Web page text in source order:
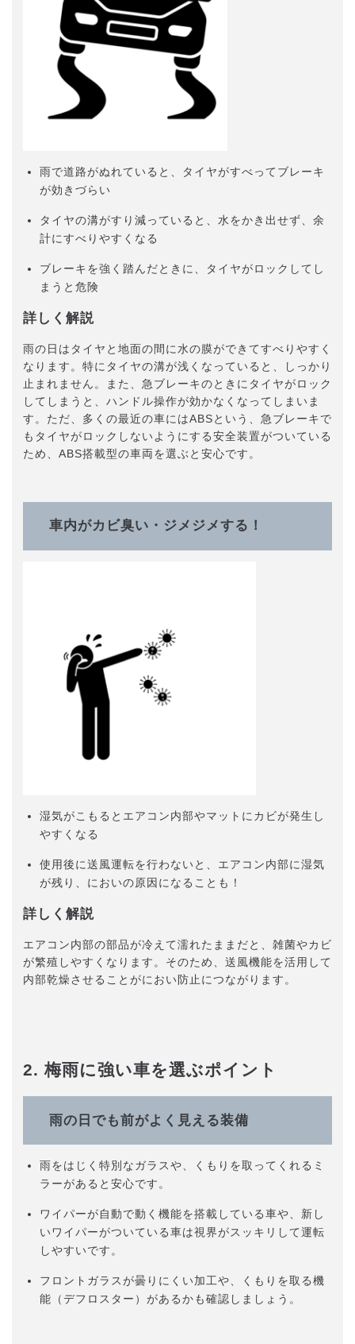
雨で道路がぬれていると、タイヤがすべってブレーキ
が効きづらい
タイヤの溝がすり減っていると、水をかき出せず、余
計にすべりやすくなる
ブレーキを強く踏んだときに、タイヤがロックしてし
まうと危険
詳しく解説
雨の日はタイヤと地面の間に水の膜ができてすべりやすく
なります。特にタイヤの溝が浅くなっていると、しっかり
止まれません。また、急ブレーキのときにタイヤがロック
してしまうと、ハンドル操作が効かなくなってしまいま
す。ただ、多くの最近の車にはABSという、急ブレーキで
もタイヤがロックしないようにする安全装置がついている
ため、ABS搭載型の車両を選ぶと安心です。
車内がカビ臭い・ジメジメする！
湿気がこもるとエアコン内部やマットにカビが発生し
やすくなる
使用後に送風運転を行わないと、エアコン内部に湿気
が残り、においの原因になることも！
詳しく解説
エアコン内部の部品が冷えて濡れたままだと、雑菌やカビ
が繁殖しやすくなります。そのため、送風機能を活用して
内部乾燥させることがにおい防止につながります。
2. 梅雨に強い車を選ぶポイント
雨の日でも前がよく見える装備
雨をはじく特別なガラスや、くもりを取ってくれるミ
ラーがあると安心です。
ワイパーが自動で動く機能を搭載している車や、新し
いワイパーがついている車は視界がスッキリして運転
しやすいです。
フロントガラスが曇りにくい加工や、くもりを取る機
能（デフロスター）があるかも確認しましょう。